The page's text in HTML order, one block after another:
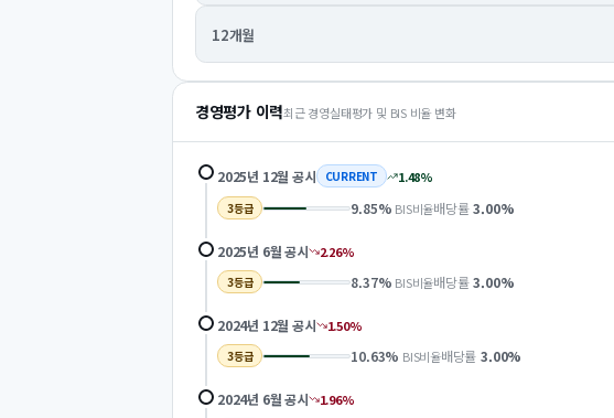
12개월
경영평가 이력최근 경영실태평가 및 BIS 비율 변화
2025년 12월 공시 CURRENT 1.48%
3등급 9.85% BIS비율배당률 3.00%
2025년 6월공시 2.26%
3등급 8.37% BIS비율배당률 3.00%
2024년 12월 공시 1.50%
3등급 10.63% BIS비율배당률 3.00%
2024년 6월공시 1.96%